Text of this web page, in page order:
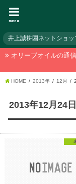
menu
井上誠耕園ネットショッ
オリーブオイルの通
HOME 2013年 12月
2013年12月24日